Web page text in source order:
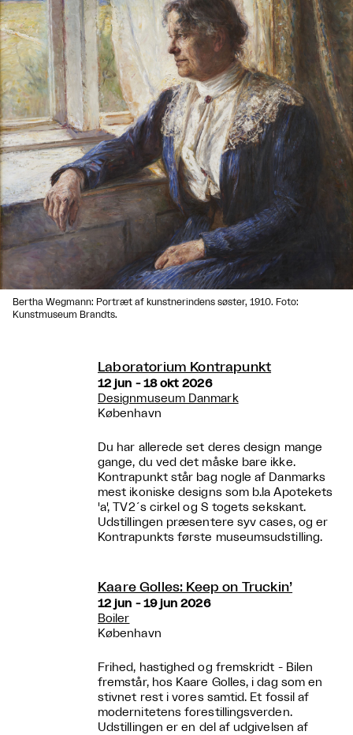
Bertha Wegmann: Portræt af kunstnerindens søster, 1910. Foto:
Kunstmuseum Brandts.
Laboratorium Kontrapunkt
12 jun - 18 okt 2026
Designmuseum Danmark
København
Du har allerede set deres design mange
gange, du ved det måske bare ikke.
Kontrapunkt står bag nogle af Danmarks
mest ikoniske designs som b.la Apotekets
'a', TV2´s cirkel og S togets sekskant.
Udstillingen præsentere syv cases, og er
Kontrapunkts første museumsudstilling.
Kaare Golles: Keep on Truckin’
12 jun - 19 jun 2026
Boiler
København
Frihed, hastighed og fremskridt - Bilen
fremstår, hos Kaare Golles, i dag som en
stivnet rest i vores samtid. Et fossil af
modernitetens forestillingsverden.
Udstillingen er en del af udgivelsen af